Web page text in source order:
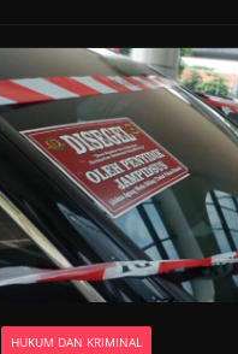
HUKUM DAN KRIMINAL